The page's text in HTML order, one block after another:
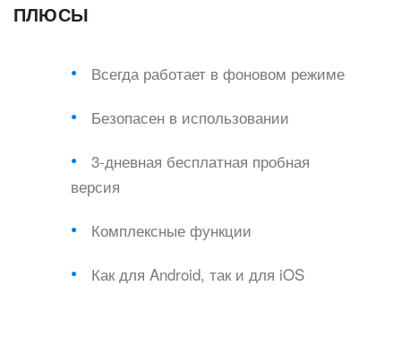
ПЛЮСЫ
Всегда работает в фоновом режиме
Безопасен в использовании
3-дневная бесплатная пробная
версия
Комплексные функции
Как для Android, так и для iOS